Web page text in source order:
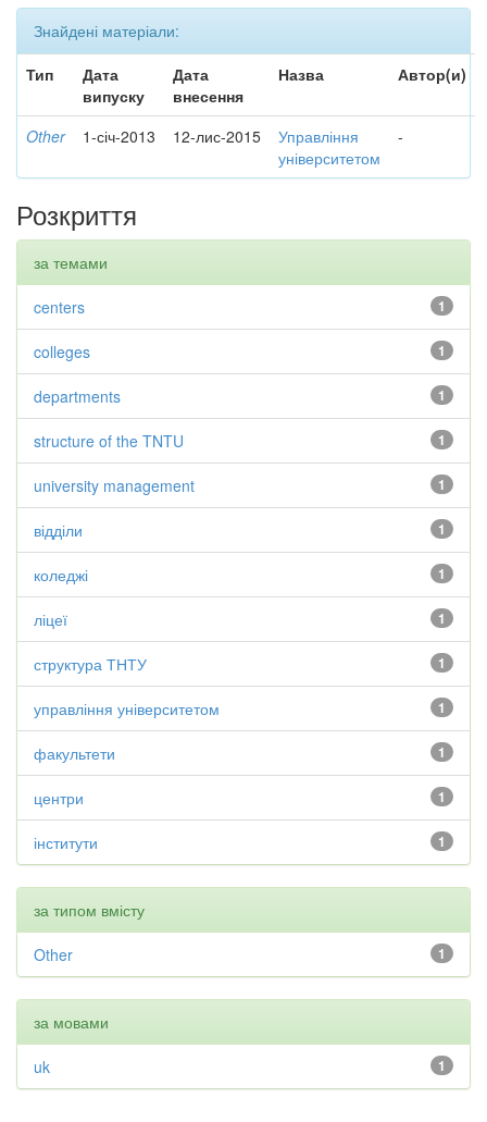
Знайдені матеріали:
Тип
Дата
випуску
Дата
внесення
Назва Автор(и)
Other 1-січ-2013 12-лис-2015
Управління
університетом
-
Розкриття
за темами
1
centers
1
colleges
1
departments
1
structure of the TNTU
1
university management
1
відділи
1
коледжі
1
ліцеї
1
структура ТНТУ
1
управління університетом
1
факультети
1
центри
1
інститути
за типом вмісту
1
Other
за мовами
1
uk